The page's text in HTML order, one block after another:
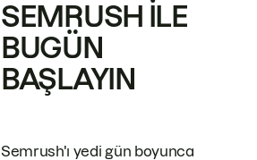
SEMRUSH ILE
BUGÜN
BAŞLAYIN
Semrush'ı yedi gün boyunca